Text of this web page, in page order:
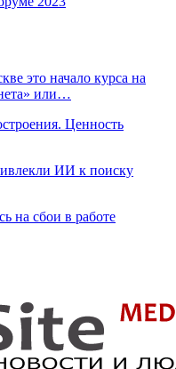
это начало курса на
или…
Ценность
ИИ к поиску
на сбои в работе